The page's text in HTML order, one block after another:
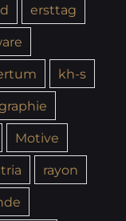
ersttag
kh-s
Motive
rayon